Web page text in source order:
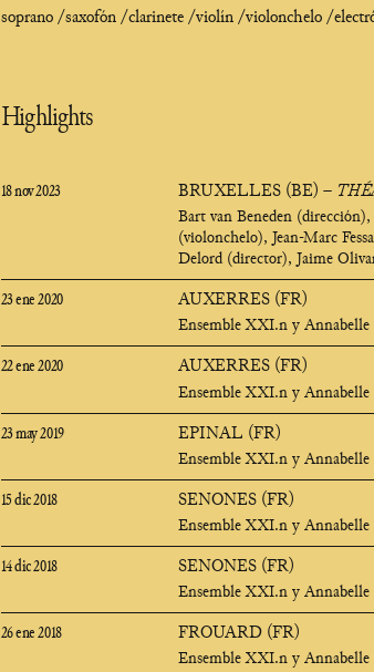
soprano /saxofón /clarinete /violín /violonchelo /
Highlights
18 nov 2023 BRUXELLES (BE) –
Bart van Beneden
(violonchelo), Jean-Marc
Delord (director), Jaime
23 ene 2020 AUXERRES (FR)
Ensemble XXI.n y Annabelle
22 ene 2020 AUXERRES (FR)
Ensemble XXI.n y Annabelle
23 may 2019 EPINAL (FR)
Ensemble XXI.n y Annabelle
15 dic 2018 SENONES (FR)
Ensemble XXI.n y Annabelle
14 dic 2018 SENONES (FR)
Ensemble XXI.n y Annabelle
26 ene 2018 FROUARD (FR)
Ensemble XXI.n y Annabelle